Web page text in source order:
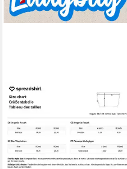
SPREADSHIRT
Kosmetiktasche Miraculous
Ladybug Tikki Täschchen (1-
tlg)
17,99 €
lieferbar - in 5-6 Werktagen bei dir